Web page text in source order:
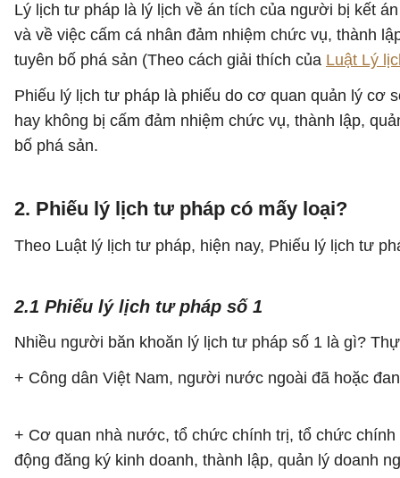
Lý lịch tư pháp là lý lịch về án tích của người bị kết
và về việc cấm cá nhân đảm nhiệm chức vụ, thành
tuyên bố phá sản (Theo cách giải thích của Luật Lý
Phiếu lý lịch tư pháp là phiếu do cơ quan quản lý cơ
hay không bị cấm đảm nhiệm chức vụ, thành lập,
bố phá sản.
2. Phiếu lý lịch tư pháp có mấy loại?
Theo Luật lý lịch tư pháp, hiện nay, Phiếu lý lịch tư
2.1 Phiếu lý lịch tư pháp số 1
Nhiều người băn khoăn lý lịch tư pháp số 1 là gì?
+ Công dân Việt Nam, người nước ngoài đã hoặc
+ Cơ quan nhà nước, tổ chức chính trị, tổ chức
động đăng ký kinh doanh, thành lập, quản lý doanh